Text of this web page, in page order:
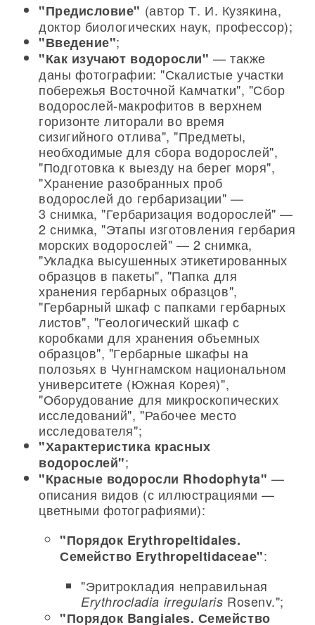
"Предисловие" (автор Т. И. Кузякина,
доктор биологических наук, профессор);
"Введение";
"Как изучают водоросли" — также
даны фотографии: "Скалистые участки
побережья Восточной Камчатки", "Сбор
водорослей-макрофитов в верхнем
горизонте литорали во время
сизигийного отлива", "Предметы,
необходимые для сбора водорослей",
"Подготовка к выезду на берег моря",
"Хранение разобранных проб
водорослей до гербаризации" —
3 снимка, "Гербаризация водорослей" —
2 снимка, "Этапы изготовления гербария
морских водорослей" — 2 снимка,
"Укладка высушенных этикетированных
образцов в пакеты", "Папка для
хранения гербарных образцов",
"Гербарный шкаф с папками гербарных
листов", "Геологический шкаф с
коробками для хранения объемных
образцов", "Гербарные шкафы на
полозьях в Чунгнамском национальном
университете (Южная Корея)",
"Оборудование для микроскопических
исследований", "Рабочее место
исследователя";
"Характеристика красных
водорослей";
"Красные водоросли Rhodophyta" —
описания видов (с иллюстрациями —
цветными фотографиями):
"Порядок Erythropeltidales.
Семейство Erythropeltidaceae":
"Эритрокладия неправильная
Erythrocladia irregularis Rosenv.";
"Порядок Bangiales. Семейство